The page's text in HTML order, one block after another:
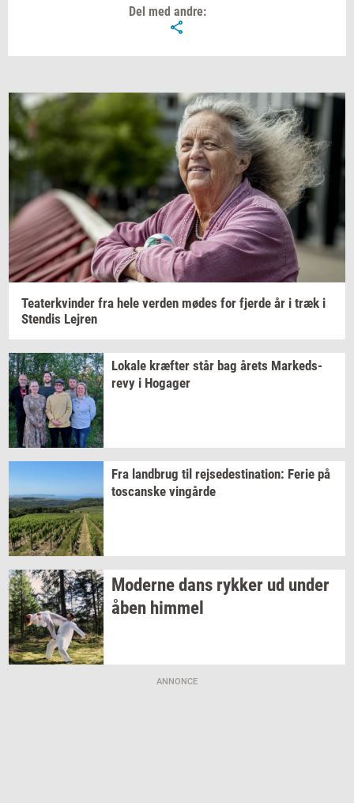
Del med andre:
Te­a­ter­kvin­der fra hele ver­den mødes for fjer­de år i træk i
Sten­dis Lej­ren
Lo­ka­le kræf­ter står bag årets Mar­keds­
revy i Ho­ga­ger
Fra land­brug til rej­se­desti­na­tion: Ferie på
toscan­ske vin­går­de
Mo­der­ne dans ryk­ker ud under
åben him­mel
ANNONCE